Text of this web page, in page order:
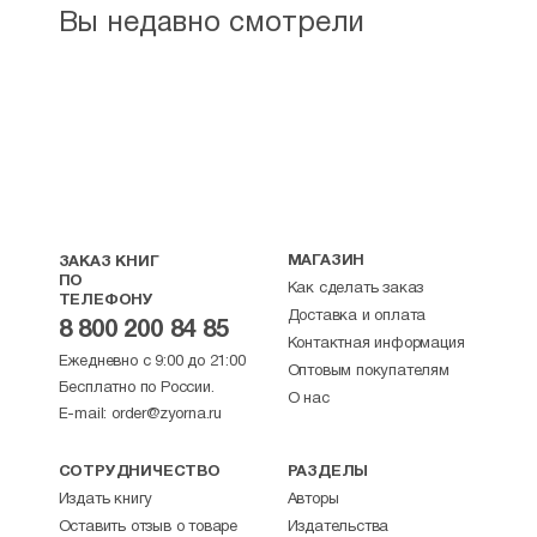
Вы недавно смотрели
ЗАКАЗ КНИГ
ПО
ТЕЛЕФОНУ
8 800 200 84 85
Ежедневно с 9:00 до 21:00
Бесплатно по России.
E-mail: order@zyorna.ru
МАГАЗИН
Как сделать заказ
Доставка и оплата
Контактная информация
Оптовым покупателям
О нас
СОТРУДНИЧЕСТВО
Издать книгу
Оставить отзыв о товаре
РАЗДЕЛЫ
Авторы
Издательства